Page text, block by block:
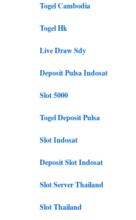
Togel Cambodia
Togel Hk
Live Draw Sdy
Deposit Pulsa Indosat
Slot 5000
Togel Deposit Pulsa
Slot Indosat
Deposit Slot Indosat
Slot Server Thailand
Slot Thailand